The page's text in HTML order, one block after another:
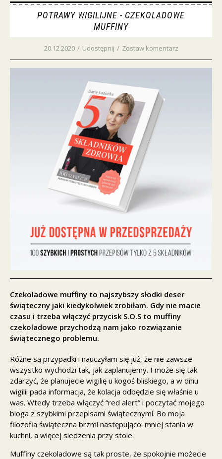
POTRAWY WIGILIJNE - CZEKOLADOWE
MUFFINY
20.12.2020 / Udostępnij / Zostaw komentarz
Czekoladowe muffiny to najszybszy słodki deser
świąteczny jaki kiedykolwiek zrobiłam. Gdy nie macie
czasu i trzeba włączyć przycisk S.O.S to muffiny
czekoladowe przychodzą nam jako rozwiązanie
świątecznego problemu.
Różne są przypadki i nauczyłam się już, że nie zawsze
wszystko wychodzi tak, jak zaplanujemy. I może się tak
zdarzyć, że planujecie wigilię u kogoś bliskiego, a w dniu
wigilii pada informacja, że kolacja odbędzie się właśnie u
was. Wtedy trzeba włączyć “red alert” i poczytać mojego
bloga z szybkimi przepisami świątecznymi. Bo moja
filozofia świąteczna brzmi następująco: mniej stania w
kuchni, a więcej siedzenia przy stole.
Muffiny czekoladowe są tak proste, że spokojnie możecie